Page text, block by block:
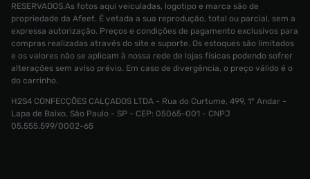
Tênis
RESERVADOS.As fotos aqui veiculadas, logotipo e marca são de
propriedade da Afeet. É vetada a sua reprodução, total ou parcial, sem a
expressa autorização. Preços e condições de pagamento exclusivos para
compras realizadas através do site e suporte. Os estoques são limitados
e os valores não se aplicam à nossa rede de lojas físicas podendo sofrer
alterações sem aviso prévio. Em caso de divergência, o preço válido é o
do carrinho.
H2S4 CONFECÇÕES CALÇADOS LTDA - Rua do Curtume, 499, 1° Andar -
Lapa de Baixo, São Paulo - SP - CEP: 05065-001 - CNPJ
05.555.599/0002-65